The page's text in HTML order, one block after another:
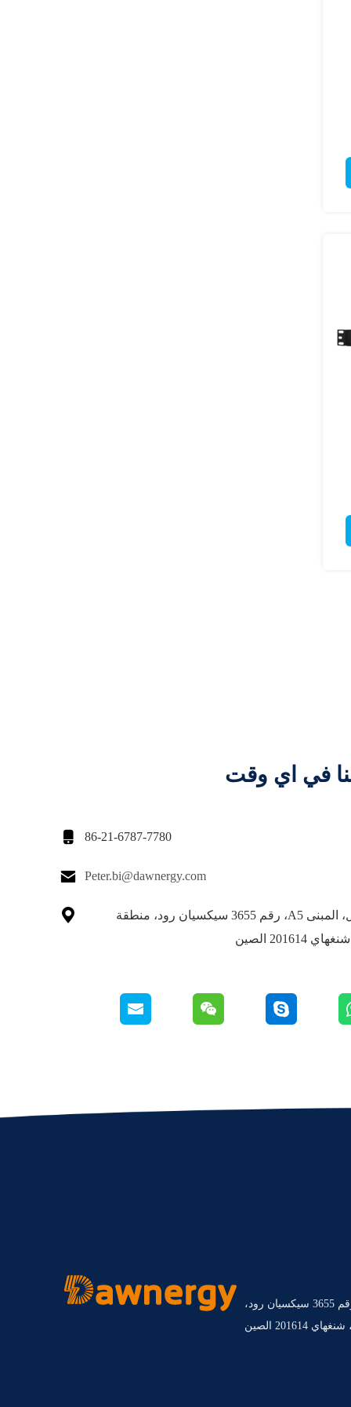
في اي وقت
 86-21-6787-7780
 Peter.bi@dawnergy.com

الطابق الأول، المبنى A5، رقم 3655 سيكسيان رود، منطقة
الصين
الطابق الأول، المبنى A5، رقم 3655 سيكسيان رود،
الصين